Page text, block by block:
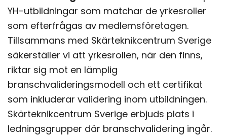
YH-utbildningar som matchar de yrkesroller
som efterfrågas av medlemsföretagen.
Tillsammans med Skärteknikcentrum Sverige
säkerställer vi att yrkesrollen, när den finns,
riktar sig mot en lämplig
branschvalideringsmodell och ett certifikat
som inkluderar validering inom utbildningen.
Skärteknikcentrum Sverige erbjuds plats i
ledningsgrupper där branschvalidering ingår.